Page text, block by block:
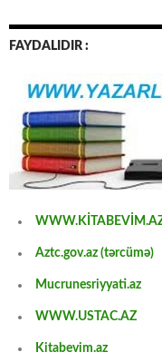
FAYDALIDIR :
Aztc.gov.az (tərcümə)
Mucrunesriyyati.az
WWW.USTAC.AZ
Kitabevim.az